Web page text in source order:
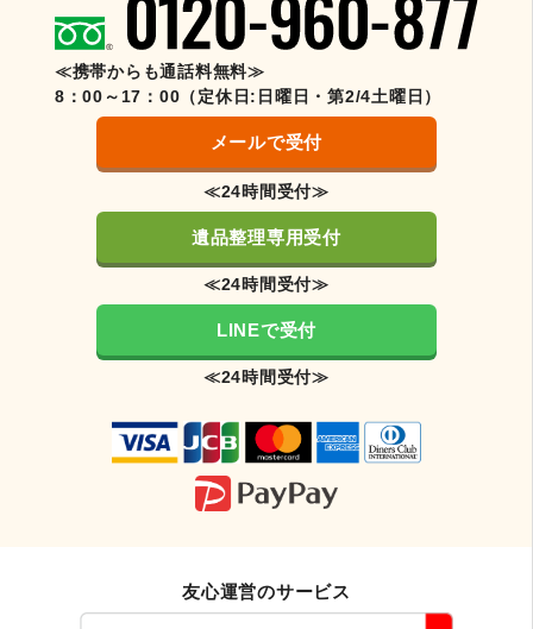
≪携帯からも通話料無料≫
8：00～17：00（定休日:日曜日・第2/4土曜日）
メールで受付
≪24時間受付≫
遺品整理専用受付
≪24時間受付≫
LINEで受付
≪24時間受付≫
友心運営のサービス